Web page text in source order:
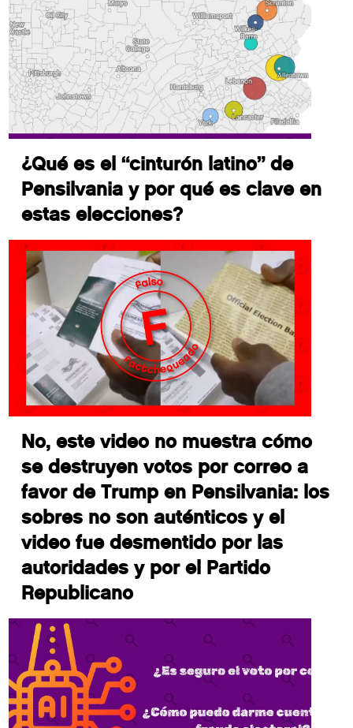
¿Qué es el “cinturón latino” de
Pensilvania y por qué es clave en
estas elecciones?
No, este video no muestra cómo
se destruyen votos por correo a
favor de Trump en Pensilvania: los
sobres no son auténticos y el
video fue desmentido por las
autoridades y por el Partido
Republicano